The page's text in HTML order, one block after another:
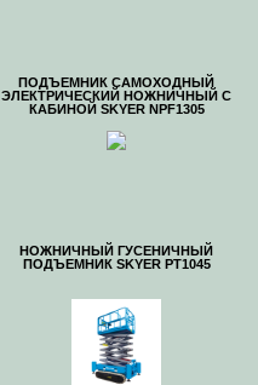
ПОДЪЕМНИК САМОХОДНЫЙ
ЭЛЕКТРИЧЕСКИЙ НОЖНИЧНЫЙ С
КАБИНОЙ SKYER NPF1305
НОЖНИЧНЫЙ ГУСЕНИЧНЫЙ
ПОДЪЕМНИК SKYER PT1045